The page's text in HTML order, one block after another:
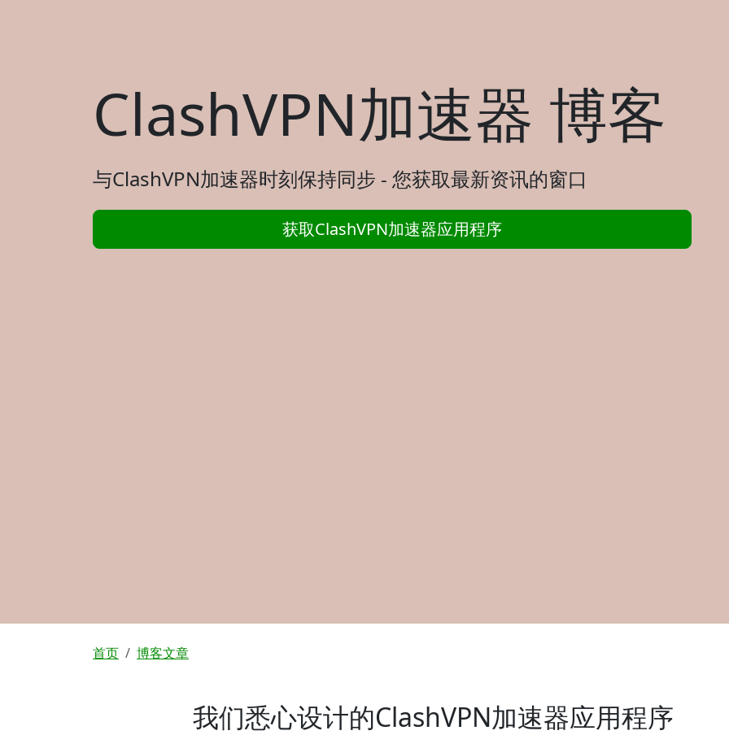
ClashVPN加速器 博客
与ClashVPN加速器时刻保持同步 - 您获取最新资讯的窗口
获取ClashVPN加速器应用程序
面包屑
首页 博客文章
我们悉心设计的ClashVPN加速器应用程序